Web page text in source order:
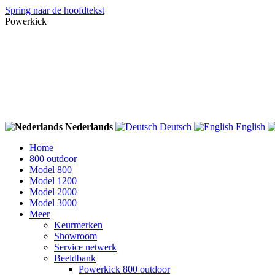
Spring naar de hoofdtekst
Powerkick
Nederlands Deutsch English
Home
800 outdoor
Model 800
Model 1200
Model 2000
Model 3000
Meer
Keurmerken
Showroom
Service netwerk
Beeldbank
Powerkick 800 outdoor